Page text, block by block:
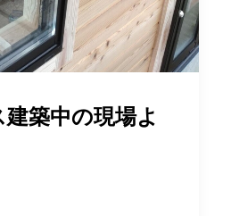
築中の現場よ